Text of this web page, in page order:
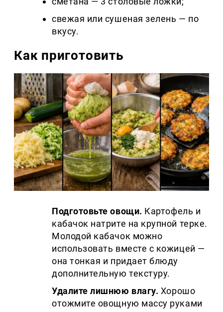
свежая или сушеная зелень — по
вкусу.
Как приготовить
Подготовьте овощи. Картофель и
кабачок натрите на крупной терке.
Молодой кабачок можно
использовать вместе с кожицей —
она тонкая и придает блюду
дополнительную текстуру.
Удалите лишнюю влагу. Хорошо
отожмите овощную массу руками